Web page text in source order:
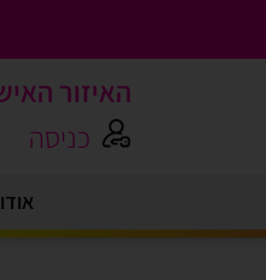
האיזור
כניסה